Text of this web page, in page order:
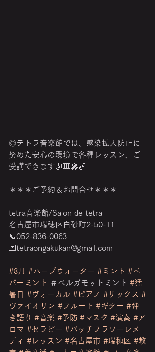
◎テトラ音楽館では、感染拡大防止に
努めた安心の環境で各種レッスン、ご
受講できます🎻🎹🎤🎷
＊＊＊ご予約＆お問合せ＊＊＊
tetra音楽館/Salon de tetra
名古屋市瑞穂区白砂町2-50-11
📞052-836-0063
💌tetraongakukan@gmail.com
#8月 #ハーブウォーター #ミント #ペ
パーミント
＃ベルガモットミント #猛
暑日 #ヴォーカル #ピアノ #サックス #
ヴァイオリン #フルート #ギター #弾
き語り #音楽 #予防 #マスク #演奏 #ア
ロマ #セラピー #バッチフラワーレメ
ディ #レッスン #名古屋市 #瑞穂区 #教